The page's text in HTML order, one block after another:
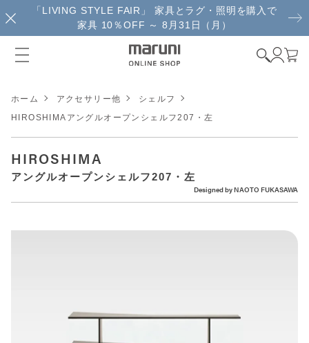
「LIVING STYLE FAIR」 家具とラグ・照明を購入で
家具 10％OFF ～ 8月31日（月）
ホーム アクセサリー他
シェルフ
HIROSHIMAアングルオープンシェルフ207・左
HIROSHIMA
アングルオープンシェルフ207・左
Designed byNAOTO FUKASAWA